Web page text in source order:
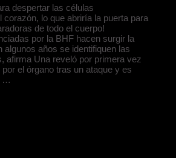
despertar las células
corazón, lo que abriría la puerta para
de todo el cuerpo!
por la BHF hacen surgir la
algunos años se identifiquen las
afirma Una reveló por primera vez
el órgano tras un ataque y es
…